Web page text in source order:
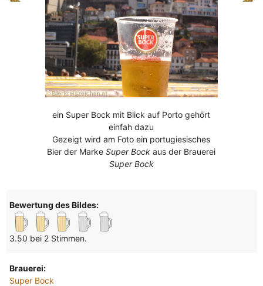
ein Super Bock mit Blick auf Porto gehört
einfah dazu
Gezeigt wird am Foto ein portugiesisches
Bier der MarkeSuper Bock aus der Brauerei
Super Bock
Bewertung des Bildes:
3.50 bei 2 Stimmen.
Brauerei:
Super Bock